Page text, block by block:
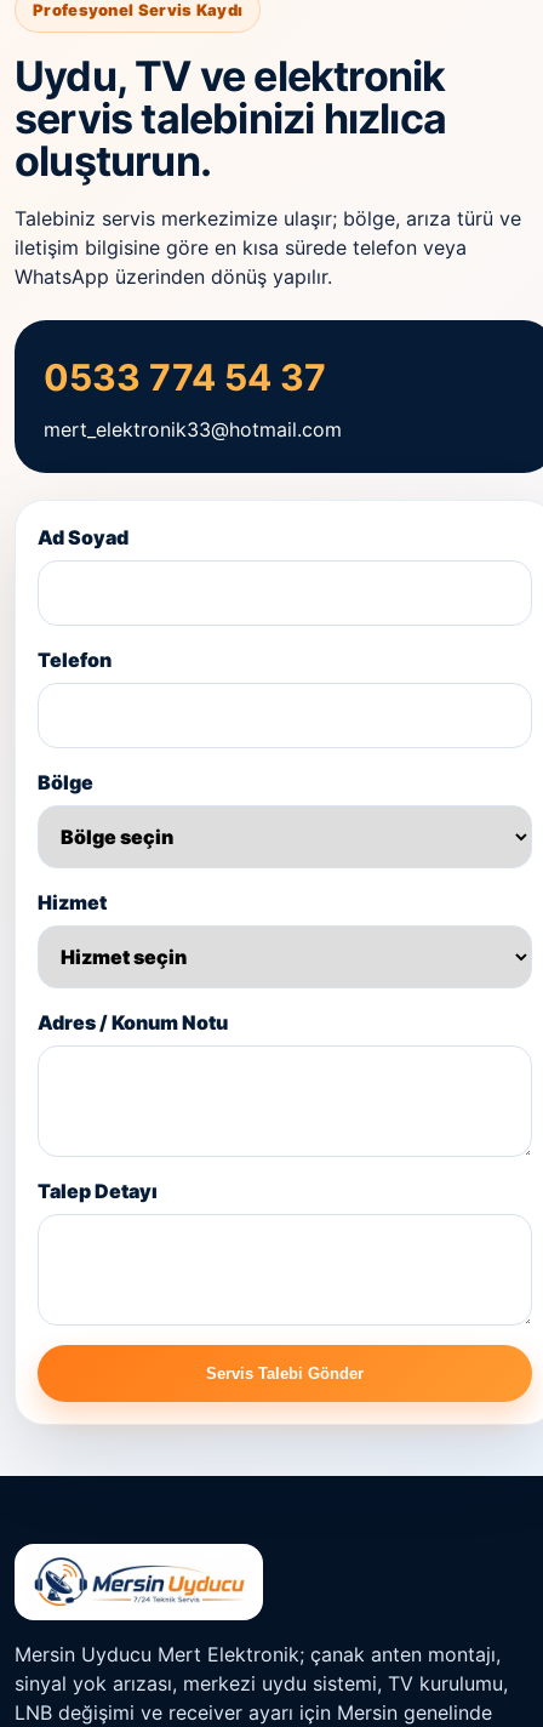
Profesyonel Servis Kaydı
Uydu, TV ve elektronik
servis talebinizi hızlıca
oluşturun.
Talebiniz servis merkezimize ulaşır; bölge, arıza türü ve
iletişim bilgisine göre en kısa sürede telefon veya
WhatsApp üzerinden dönüş yapılır.
0533 774 54 37
mert_elektronik33@hotmail.com
Ad Soyad
Telefon
Bölge
Hizmet
Adres / Konum Notu
Talep Detayı
Servis Talebi Gönder
Mersin Uyducu Mert Elektronik; çanak anten montajı,
sinyal yok arızası, merkezi uydu sistemi, TV kurulumu,
LNB değişimi ve receiver ayarı için Mersin genelinde